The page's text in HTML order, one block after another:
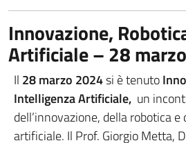
Innovazione,
Artificiale – 28 marzo
Il 28 marzo 2024si è tenuto
Intelligenza Artificiale, un
dell’innovazione, della robotica e
artificiale. Il Prof. Giorgio Metta,